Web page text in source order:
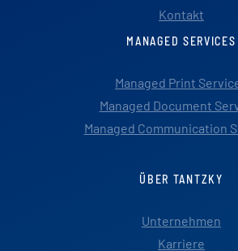
Kontakt
MANAGED SERVICES
Managed Print
Managed Document
Managed Communication
ÜBER TANTZKY
Unternehmen
Karriere